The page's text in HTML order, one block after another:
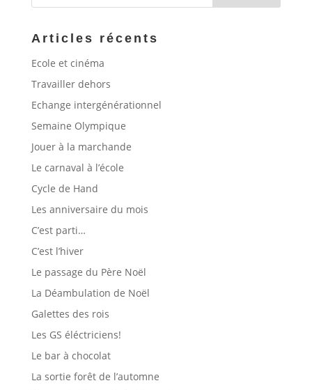
Articles récents
Ecole et cinéma
Travailler dehors
Echange intergénérationnel
Semaine Olympique
Jouer à la marchande
Le carnaval à l’école
Cycle de Hand
Les anniversaire du mois
C’est parti…
C’est l’hiver
Le passage du Père Noël
La Déambulation de Noël
Galettes des rois
Les GS éléctriciens!
Le bar à chocolat
La sortie forêt de l’automne